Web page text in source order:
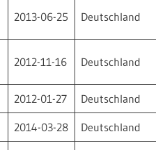
2013-06-25 Deutschland
2012-11-16 Deutschland
2012-01-27 Deutschland
2014-03-28 Deutschland